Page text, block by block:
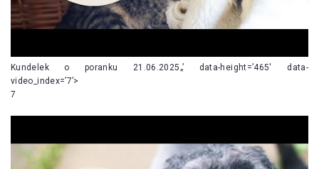
Kundelek o poranku 21.06.2025„’ data-height=’465′ data-
video_index=’7’>
7